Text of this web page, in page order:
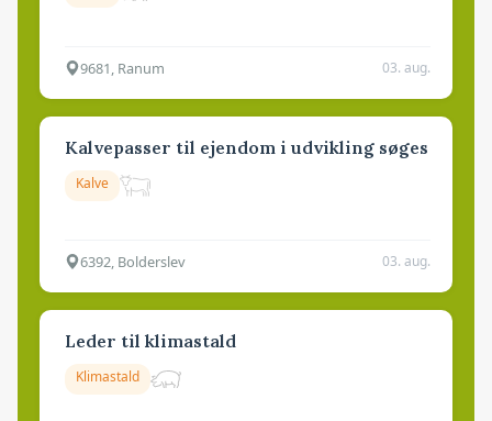
9681, Ranum 03. aug.
Kalvepasser til ejendom i udvikling søges
Kalve
6392, Bolderslev 03. aug.
Leder til klimastald
Klimastald